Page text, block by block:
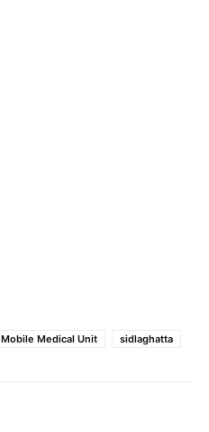
Mobile Medical Unit sidlaghatta